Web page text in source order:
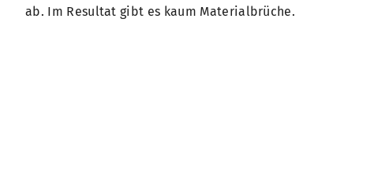
ab. Im Resultat gibt es kaum Materialbrüche.